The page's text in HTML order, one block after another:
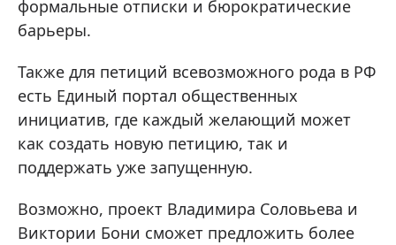
формальные отписки и бюрократические
барьеры.
Также для петиций всевозможного рода в РФ
есть Единый портал общественных
инициатив, где каждый желающий может
как создать новую петицию, так и
поддержать уже запущенную.
Возможно, проект Владимира Соловьева и
Виктории Бони сможет предложить более